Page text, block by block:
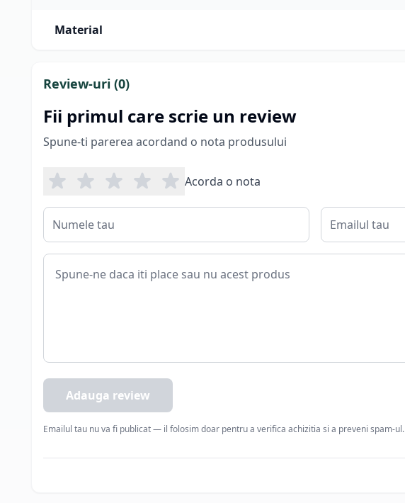
Material
Review-uri (0)
Fii primul care scrie un review
Spune-ti parerea acordand o nota produsului
Acorda o nota
Adauga review
Emailul tau nu va fi publicat — il folosim doar pentru a verifica achizitia si a preveni spam-ul.